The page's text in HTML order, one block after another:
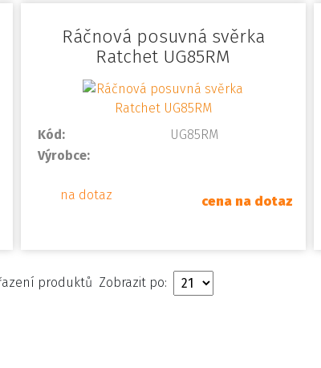
Ráčnová posuvná svěrka
Ratchet UG85RM
Kód:
UG85RM
Výrobce:
na dotaz cena na dotaz
Zobrazit po: